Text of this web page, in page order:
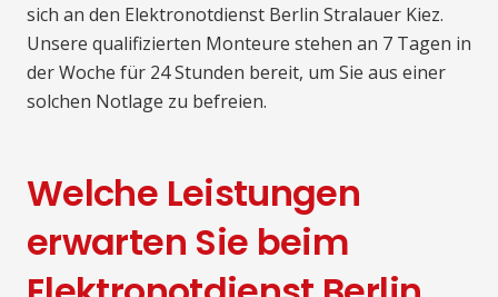
sich an den Elektronotdienst Berlin Stralauer Kiez.
Unsere qualifizierten Monteure stehen an 7 Tagen in
der Woche für 24 Stunden bereit, um Sie aus einer
solchen Notlage zu befreien.
Welche Leistungen
erwarten Sie beim